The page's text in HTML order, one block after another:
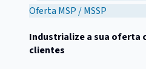
Oferta MSP / MSSP
Industrialize a sua oferta
clientes